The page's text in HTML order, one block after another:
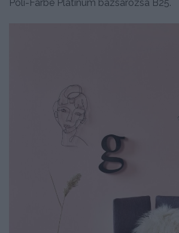
Poli-Farbe Platinum bazsarózsa B25.